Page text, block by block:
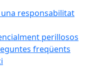
una responsabilitat
perillosos
freqüents